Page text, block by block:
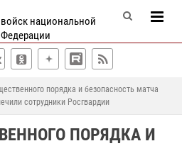
национальной
порядка и безопасность матча
сотрудники Росгвардии
ПОРЯДКА И